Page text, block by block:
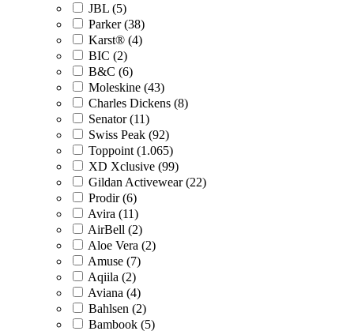
JBL (5)
Parker (38)
Karst® (4)
BIC (2)
B&C (6)
Moleskine (43)
Charles Dickens (8)
Senator (11)
Swiss Peak (92)
Toppoint (1.065)
XD Xclusive (99)
Gildan Activewear (22)
Prodir (6)
Avira (11)
AirBell (2)
Aloe Vera (2)
Amuse (7)
Aqiila (2)
Aviana (4)
Bahlsen (2)
Bambook (5)